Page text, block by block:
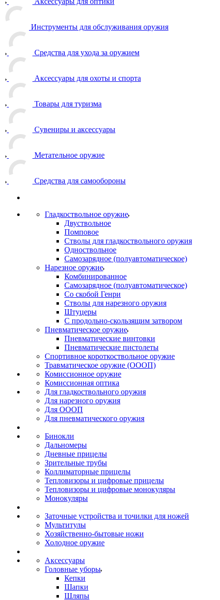
Инструменты для обслуживания оружия
Средства для ухода за оружием
Аксессуары для охоты и спорта
Товары для туризма
Сувениры и аксессуары
Метательное оружие
Средства для самообороны
Гладкоствольное оружие
Двуствольное
Помповое
Стволы для гладкоствольного оружия
Одноствольное
Самозарядное (полуавтоматическое)
Нарезное оружие
Комбинированное
Самозарядное (полуавтоматическое)
Со скобой Генри
Стволы для нарезного оружия
Штуцеры
С продольно-скользящим затвором
Пневматическое оружие
Пневматические винтовки
Пневматические пистолеты
Спортивное короткоствольное оружие
Травматическое оружие (ОООП)
Комиссионное оружие
Комиссионная оптика
Для гладкоствольного оружия
Для нарезного оружия
Для ОООП
Для пневматического оружия
Бинокли
Дальномеры
Дневные прицелы
Зрительные трубы
Коллиматорные прицелы
Тепловизоры и цифровые прицелы
Тепловизоры и цифровые монокуляры
Монокуляры
Заточные устройства и точилки для ножей
Мультитулы
Хозяйственно-бытовые ножи
Холодное оружие
Аксессуары
Головные уборы
Кепки
Шапки
Шляпы